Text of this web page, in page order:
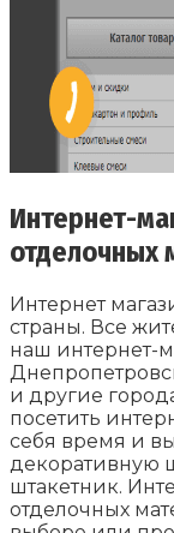
Интернет-
отделочных
Интернет
страны. Все
наш интернет-
и другие
посетить
себя время и
декоративную
штакетник.
отделочных